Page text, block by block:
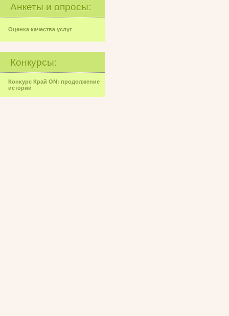
Анкеты и опросы:
Оценка качества услуг
Конкурсы:
Конкурс Край ON: продолжение
истории